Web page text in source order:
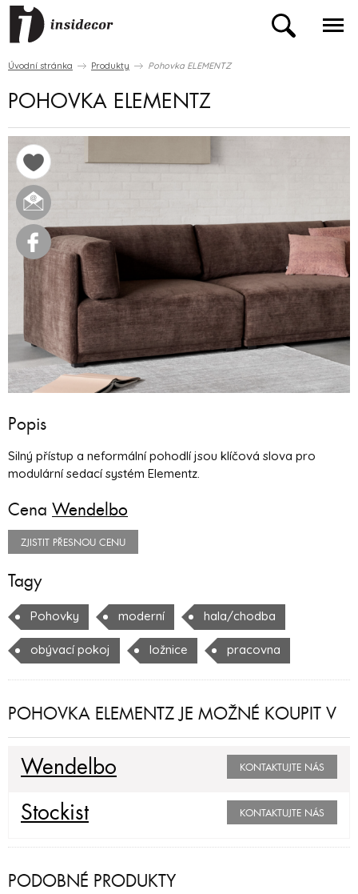
Úvodní stránka Produkty Pohovka ELEMENTZ
POHOVKA ELEMENTZ
Popis
Silný přístup a neformální pohodlí jsou klíčová slova pro
modulární sedací systém Elementz.
Cena Wendelbo
ZJISTIT PŘESNOU CENU
Tagy
Pohovky moderní hala/chodba
obývací pokoj ložnice pracovna
POHOVKA ELEMENTZ JE MOŽNÉ KOUPIT V
Wendelbo KONTAKTUJTE NÁS
Stockist KONTAKTUJTE NÁS
PODOBNÉ PRODUKTY